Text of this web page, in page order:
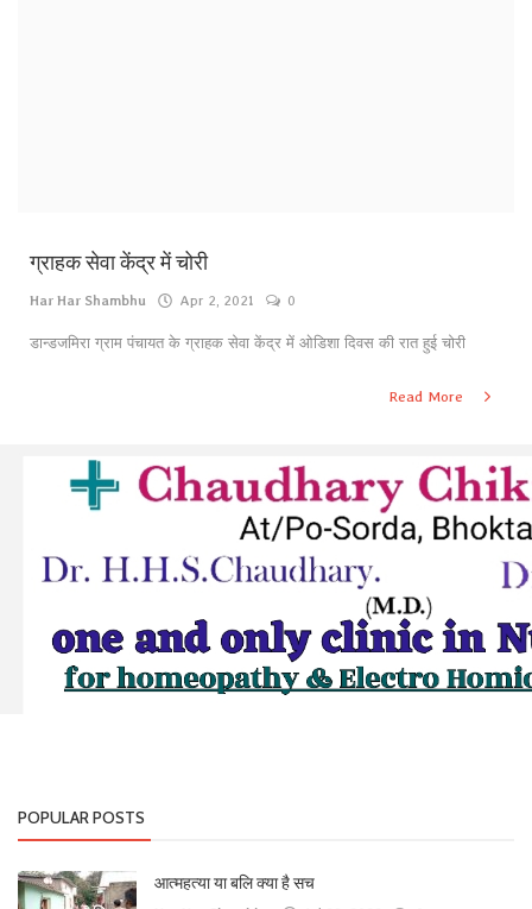
Contact
ग्राहक सेवा केंद्र में चोरी
Har Har Shambhu Apr 2, 2021 0
डान्डजमिरा ग्राम पंचायत के ग्राहक सेवा केंद्र में ओडिशा दिवस की रात हुई चोरी
Read More
POPULAR POSTS
आत्महत्या या बलि क्या है सच